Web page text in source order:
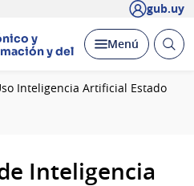
gub.uy
y
y del
Desplegar
Menú Abrir
Inteligencia Artificial Estado
Inteligencia